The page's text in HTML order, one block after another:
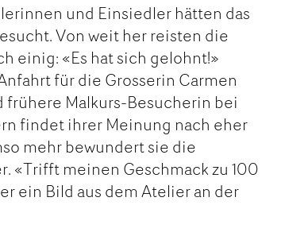
und Einsiedler hätten das
Von weit her reisten die
einig: «Es hat sich gelohnt!»
für die Grosserin Carmen
Malkurs-Besucherin bei
findet ihrer Meinung nach eher
mehr bewundert sie die
«Trifft meinen Geschmack zu 100
ein Bild aus dem Atelier an der